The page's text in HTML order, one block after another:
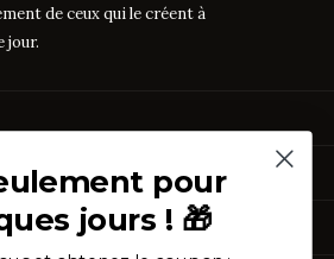
de ceux qui le créent à
jour.
pour
jours ! 🎁